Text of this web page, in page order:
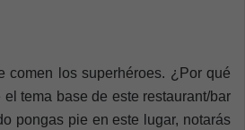
comen los superhéroes. ¿Por qué
tema base de este restaurant/bar
pongas pie en este lugar, notarás